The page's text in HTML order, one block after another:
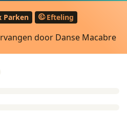
Parken Efteling
door Danse Macabre